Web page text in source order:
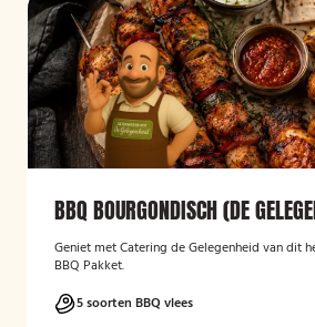
BBQ BOURGONDISCH (DE
Geniet met Catering de Gelegenheid van dit
BBQ Pakket.
5 soorten BBQ vlees